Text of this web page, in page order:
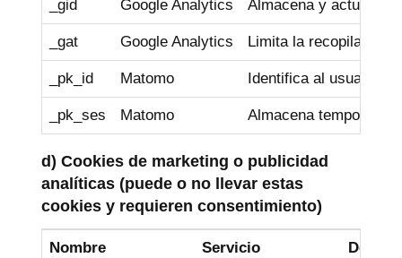
_gid Google Analytics Almacena y actualiza
_gat Google Analytics Limita la recopilación
_pk_id Matomo Identifica al usuario
_pk_ses Matomo Almacena
d) Cookies de marketing o publicidad
analíticas (puede o no llevar estas
cookies y requieren consentimiento)
Nombre Servicio